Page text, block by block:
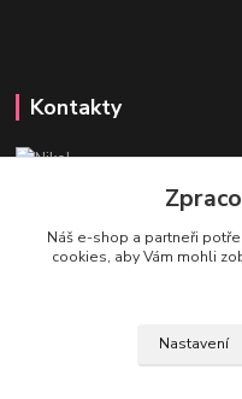
Kontakty
Nikol - Srdce
+420 736
(Po-Pá, 8-16 hod.)
eshop@portretyzvirat.cz
Náš e-shop a partneři
cookies, aby Vám mohli
Nastavení